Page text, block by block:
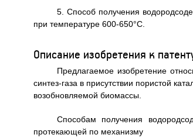
5. Способ получения
при температуре 600-650°С.
Описание изобретения к
Предлагаемое изобретение
синтез-газа в присутствии пористой
возобновляемой биомассы.
Способам получения
протекающей по механизму